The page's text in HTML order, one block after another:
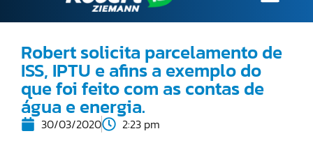
Robert solicita parcelamento de
ISS, IPTU e afins a exemplo do
que foi feito com as contas de
água e energia.
30/03/2020 2:23 pm